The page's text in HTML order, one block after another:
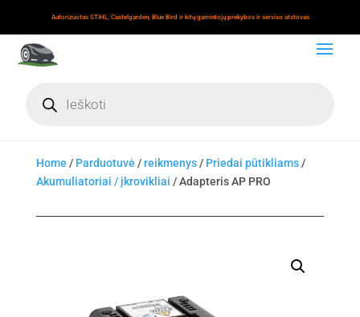
Autorizuotas STIHL, Castelgarden, Blue Bird ir kitų gamintojų prekybos ir serviso atstovas
search
Home / Parduotuvė /reikmenys/ Priedai pūtikliams/
Akumuliatoriai / įkrovikliai / Adapteris AP PRO